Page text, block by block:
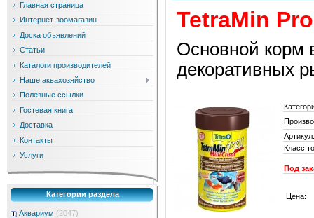
Главная страница
Интернет-зоомагазин
Доска объявлений
Статьи
Каталоги производителей
Наше аквахозяйство
Полезные ссылки
Гостевая книга
Доставка
Контакты
Услуги
Категории раздела
Аквариум (2047)
TetraMin
Основной корм
декоративных
Артикул:
Класс
Под
Цена: